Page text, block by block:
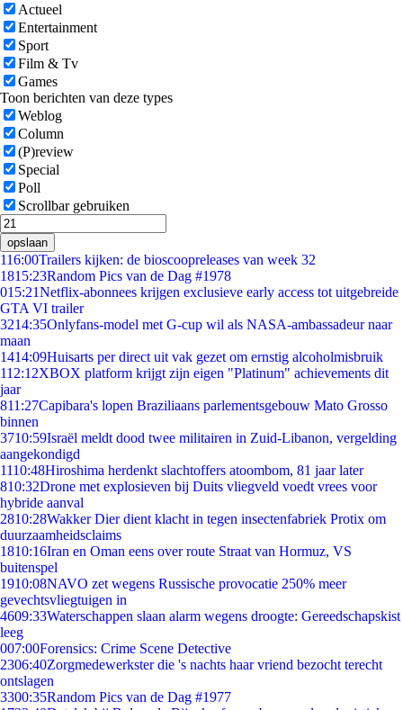
Actueel
Entertainment
Sport
Film & Tv
Games
Toon berichten van deze types
Weblog
Column
(P)review
Special
Poll
Scrollbar gebruiken
opslaan
116:00Trailers kijken: de bioscoopreleases van week 32
1815:23Random Pics van de Dag #1978
015:21Netflix-abonnees krijgen exclusieve early access tot uitgebreide
GTA VI trailer
3214:35Onlyfans-model met G-cup wil als NASA-ambassadeur naar
maan
1414:09Huisarts per direct uit vak gezet om ernstig alcoholmisbruik
112:12XBOX platform krijgt zijn eigen "Platinum" achievements dit
jaar
811:27Capibara's lopen Braziliaans parlementsgebouw Mato Grosso
binnen
3710:59Israël meldt dood twee militairen in Zuid-Libanon, vergelding
aangekondigd
1110:48Hiroshima herdenkt slachtoffers atoombom, 81 jaar later
810:32Drone met explosieven bij Duits vliegveld voedt vrees voor
hybride aanval
2810:28Wakker Dier dient klacht in tegen insectenfabriek Protix om
duurzaamheidsclaims
1810:16Iran en Oman eens over route Straat van Hormuz, VS
buitenspel
1910:08NAVO zet wegens Russische provocatie 250% meer
gevechtsvliegtuigen in
4609:33Waterschappen slaan alarm wegens droogte: Gereedschapskist
leeg
007:00Forensics: Crime Scene Detective
2306:40Zorgmedewerkster die 's nachts haar vriend bezocht terecht
ontslagen
3300:35Random Pics van de Dag #1977